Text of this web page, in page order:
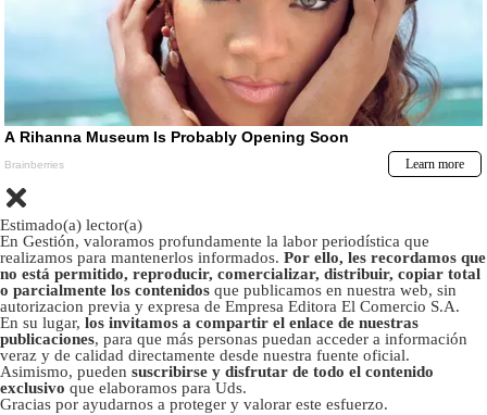
Estimado(a) lector(a)
En Gestión, valoramos profundamente la labor periodística que
realizamos para mantenerlos informados. Por ello, les recordamos que
no está permitido, reproducir, comercializar, distribuir, copiar total
o parcialmente los contenidos que publicamos en nuestra web, sin
autorizacion previa y expresa de Empresa Editora El Comercio S.A.
En su lugar, los invitamos a compartir el enlace de nuestras
publicaciones, para que más personas puedan acceder a información
veraz y de calidad directamente desde nuestra fuente oficial.
Asimismo, pueden suscribirse y disfrutar de todo el contenido
exclusivo que elaboramos para Uds.
Gracias por ayudarnos a proteger y valorar este esfuerzo.